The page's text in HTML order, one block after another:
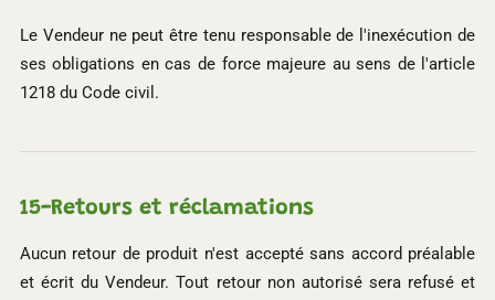
Le Vendeur ne peut être tenu responsable de l'inexécution de
ses obligations en cas de force majeure au sens de l'article
1218 du Code civil.
15-Retours et réclamations
Aucun retour de produit n'est accepté sans accord préalable
et écrit du Vendeur. Tout retour non autorisé sera refusé et